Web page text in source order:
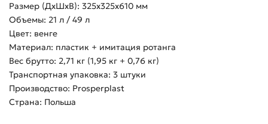
Размер (ДхШхВ): 325х325х610 мм
Объемы: 21 л / 49 л
Цвет: венге
Материал: пластик + имитация ротанга
Вес брутто: 2,71 кг (1,95 кг + 0,76 кг)
Транспортная упаковка: 3 штуки
Производство: Prosperplast
Страна: Польша